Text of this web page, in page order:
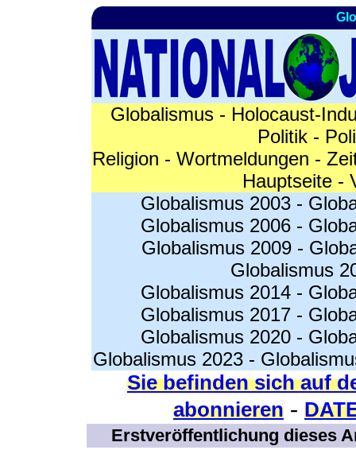
Globalismus- Holocaust-
Politik -
Religion - Wortmeldungen -
Hauptseite-
Globalismus 2003 -
Globalismus 2006 -
Globalismus 2009 -
Globalismus
Globalismus 2014 -
Globalismus 2017 -
Globalismus 2020 -
Globalismus 2023 -
Sie befinden sich auf
abonnieren -
Erstveröffentlichung dieses